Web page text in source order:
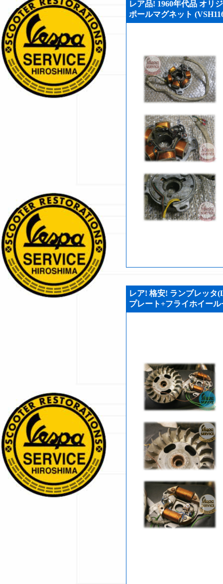
レア品! 1960年代品 オリ
ポールマグネット
レア! 格安! ランブレッタ
プレート+フライホイール